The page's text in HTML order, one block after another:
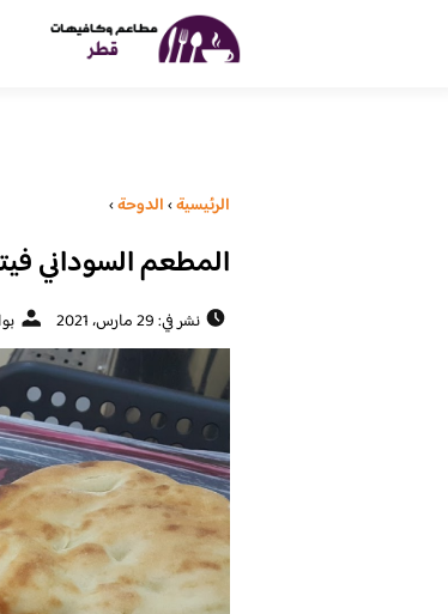
الرئيسية›الدوحة›
المطعم السوداني
نشر في: 29 مارس، 2021